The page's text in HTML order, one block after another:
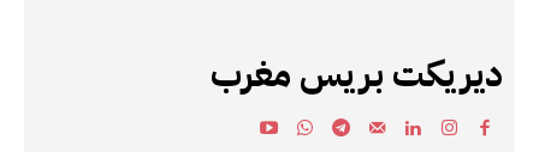
ديريكت بريس مغرب